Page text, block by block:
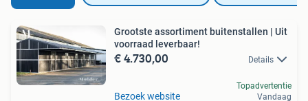
Grootste assortiment buitenstallen | Uit
voorraad leverbaar!
€ 4.730,00 Details
Bezoek website
Topadvertentie
Vandaag